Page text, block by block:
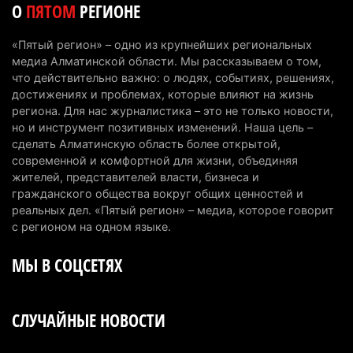
количеством избирателей
«От экспорта сырья - к сложным
производствам»: партия «Әділет» представила в
Актобе план диверсификации
3 августа 2026 г. 20:46 150
Солдат-срочник выпал из окна четвертого этажа
казармы в Конаеве
3 августа 2026 г. 18:08 166
природу Алматинской области
Кыргызстан обогнал Казахстан по темпам роста
ОПЯТОМ РЕГИОНЕ
«Пятый регион» – одно из крупнейших региональных
медиа Алматинской области. Мы рассказываем о том,
что действительно важно: о людях, событиях, решениях,
достижениях и проблемах, которые влияют на жизнь
региона. Для нас журналистика – это не только новости,
но и инструмент позитивных изменений. Наша цель –
сделать Алматинскую область более открытой,
современной и комфортной для жизни, объединяя
жителей, представителей власти, бизнеса и
гражданского общества вокруг общих ценностей и
реальных дел. «Пятый регион» – медиа, которое говорит
с регионом на одном языке.
МЫ В СОЦСЕТЯХ
СЛУЧАЙНЫЕ НОВОСТИ